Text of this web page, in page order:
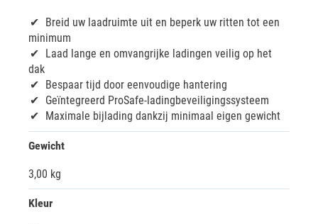
Breid uw laadruimte uit en beperk uw ritten tot een
minimum
Laad lange en omvangrijke ladingen veilig op het
dak
Bespaar tijd door eenvoudige hantering
Geïntegreerd ProSafe-ladingbeveiligingssysteem
Maximale bijlading dankzij minimaal eigen gewicht
Gewicht
3,00 kg
Kleur